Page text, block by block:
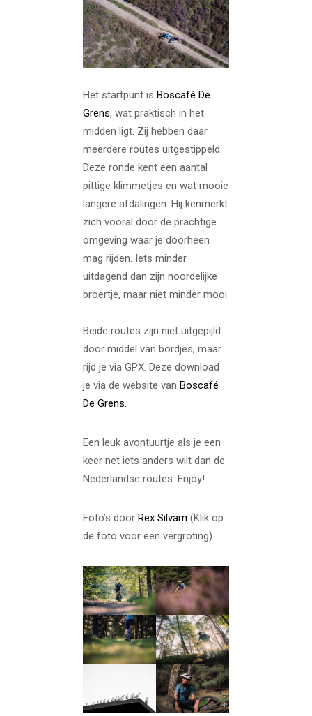
Het startpunt is Boscafé De
Grens, wat praktisch in het
midden ligt. Zij hebben daar
meerdere routes uitgestippeld.
Deze ronde kent een aantal
pittige klimmetjes en wat mooie
langere afdalingen. Hij kenmerkt
zich vooral door de prachtige
omgeving waar je doorheen
mag rijden. Iets minder
uitdagend dan zijn noordelijke
broertje, maar niet minder mooi.
Beide routes zijn niet uitgepijld
door middel van bordjes, maar
rijd je via GPX. Deze download
je via de website van Boscafé
De Grens.
Een leuk avontuurtje als je een
keer net iets anders wilt dan de
Nederlandse routes. Enjoy!
Foto’s door Rex Silvam (Klik op
de foto voor een vergroting)